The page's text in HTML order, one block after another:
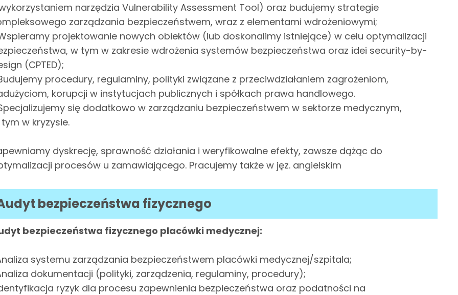
narzędzia Vulnerability Assessment Tool) oraz budujemy strategie
zarządzania bezpieczeństwem, wraz z elementami wdrożeniowymi;
projektowanie nowych obiektów (lub doskonalimy istniejące) w celu optymalizacji
w tym w zakresie wdrożenia systemów bezpieczeństwa oraz idei security-by-
(CPTED);
procedury, regulaminy, polityki związane z przeciwdziałaniem zagrożeniom,
korupcji w instytucjach publicznych i spółkach prawa handlowego.
się dodatkowo w zarządzaniu bezpieczeństwem w sektorze medycznym,
w kryzysie.
dyskrecję, sprawność działania i weryfikowalne efekty, zawsze dążąc do
procesów u zamawiającego. Pracujemy także w jęz. angielskim
bezpieczeństwa fizycznego
bezpieczeństwa fizycznego placówki medycznej:
systemu zarządzania bezpieczeństwem placówki medycznej/szpitala;
dokumentacji (polityki, zarządzenia, regulaminy, procedury);
ryzyk dla procesu zapewnienia bezpieczeństwa oraz podatności na